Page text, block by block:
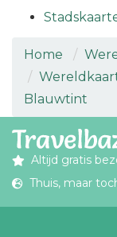
Home
Blauwtint
Altijd gratis
Thuis, maar